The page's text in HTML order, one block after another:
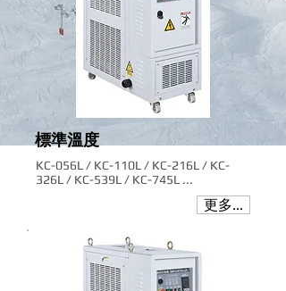
標準溫度
KC-056L / KC-110L / KC-216L / KC-
326L / KC-539L / KC-745L ...
更多...